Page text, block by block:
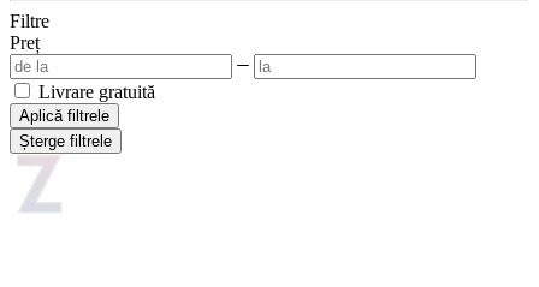
Filtre
Preț
Livrare gratuită
Aplică filtrele
Șterge filtrele